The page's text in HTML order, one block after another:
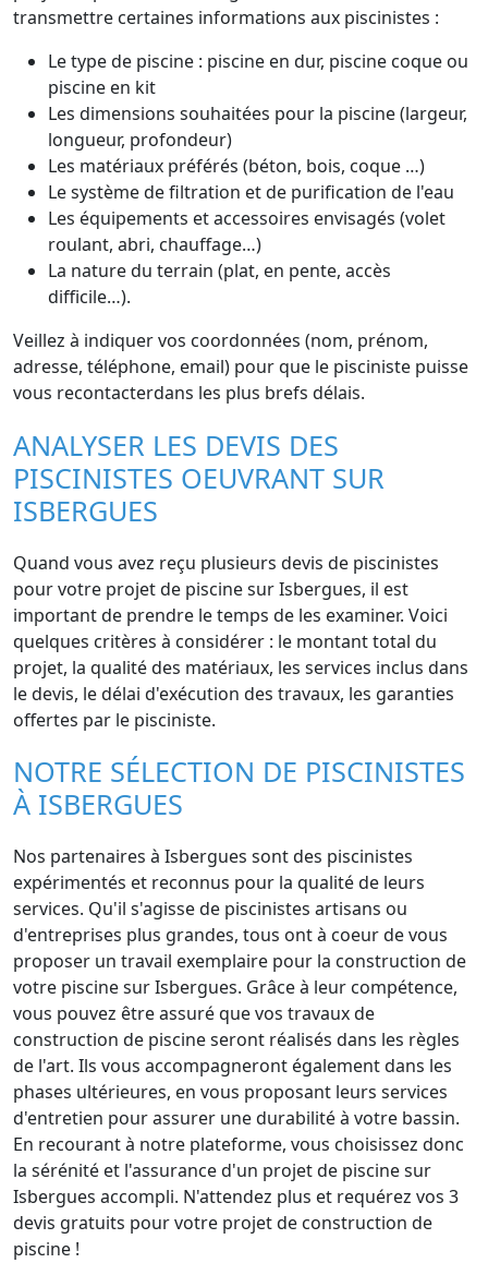
transmettre certaines informations aux piscinistes :
Le type de piscine : piscine en dur, piscine coque ou
piscine en kit
Les dimensions souhaitées pour la piscine (largeur,
longueur, profondeur)
Les matériaux préférés (béton, bois, coque …)
Le système de filtration et de purification de l'eau
Les équipements et accessoires envisagés (volet
roulant, abri, chauffage…)
La nature du terrain (plat, en pente, accès
difficile…).
Veillez à indiquer vos coordonnées (nom, prénom,
adresse, téléphone, email) pour que le pisciniste puisse
vous recontacterdans les plus brefs délais.
ANALYSER LES DEVIS DES
PISCINISTES OEUVRANT SUR
ISBERGUES
Quand vous avez reçu plusieurs devis de piscinistes
pour votre projet de piscine sur Isbergues, il est
important de prendre le temps de les examiner. Voici
quelques critères à considérer : le montant total du
projet, la qualité des matériaux, les services inclus dans
le devis, le délai d'exécution des travaux, les garanties
offertes par le pisciniste.
NOTRE SÉLECTION DE PISCINISTES
À ISBERGUES
Nos partenaires à Isbergues sont des piscinistes
expérimentés et reconnus pour la qualité de leurs
services. Qu'il s'agisse de piscinistes artisans ou
d'entreprises plus grandes, tous ont à coeur de vous
proposer un travail exemplaire pour la construction de
votre piscine sur Isbergues. Grâce à leur compétence,
vous pouvez être assuré que vos travaux de
construction de piscine seront réalisés dans les règles
de l'art. Ils vous accompagneront également dans les
phases ultérieures, en vous proposant leurs services
d'entretien pour assurer une durabilité à votre bassin.
En recourant à notre plateforme, vous choisissez donc
la sérénité et l'assurance d'un projet de piscine sur
Isbergues accompli. N'attendez plus et requérez vos 3
devis gratuits pour votre projet de construction de
piscine !